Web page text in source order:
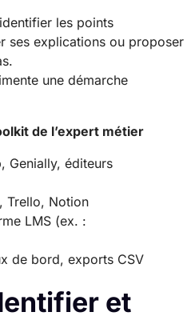
les points
ses explications ou proposer
une démarche
de l’expert métier
Genially, éditeurs
Trello, Notion
LMS (ex. :
de bord, exports CSV
et